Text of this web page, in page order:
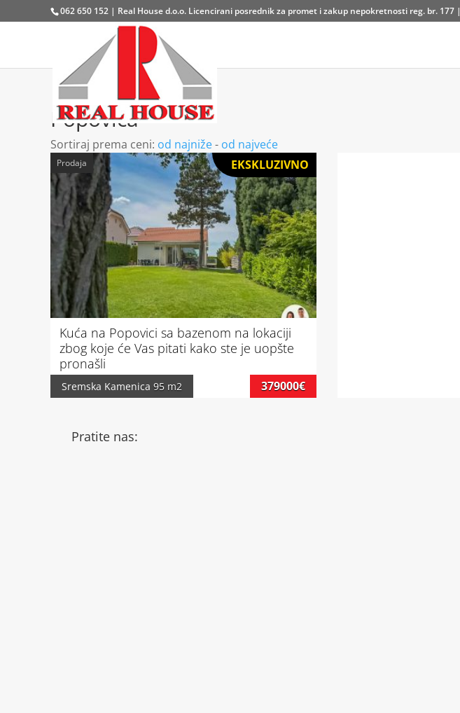
062 650 152 | Real House d.o.o. Licencirani posrednik za promet i zakup nepokretnosti reg. br. 177 |
Popovica
Sortiraj prema ceni: od najniže- od najveće
EKSKLUZIVNO
Prodaja
Kuća na Popovici sa bazenom na lokaciji
zbog koje će Vas pitati kako ste je uopšte
pronašli
Sremska Kamenica 95 m2 379000€
Pratite nas: